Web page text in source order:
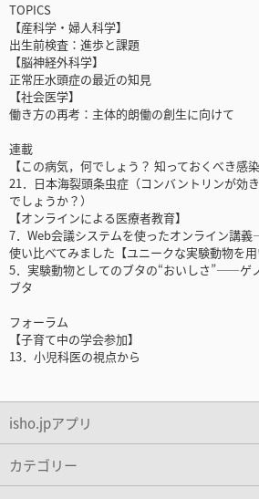
TOPICS
【産科学・婦人科学】
出生前検査：進歩と課題
【脳神経外科学】
正常圧水頭症の最近の知見
【社会医学】
働き方の再考：主体的朗働の創生に向けて
連載
【この病気，何でしょう？ 知っておくべき感染
21．日本海裂頭条虫症（コンバントリンが効
でしょうか？）
【オンラインによる医療者教育】
7．Web会議システムを使ったオンライン講
使い比べてみました【ユニークな実験動物を用
5．実験動物としてのブタの“おいしさ”――ゲ
ブタ
フォーラム
【子育て中の学会参加】
13．小児科医の視点から
isho.jpアプリ
カテゴリー